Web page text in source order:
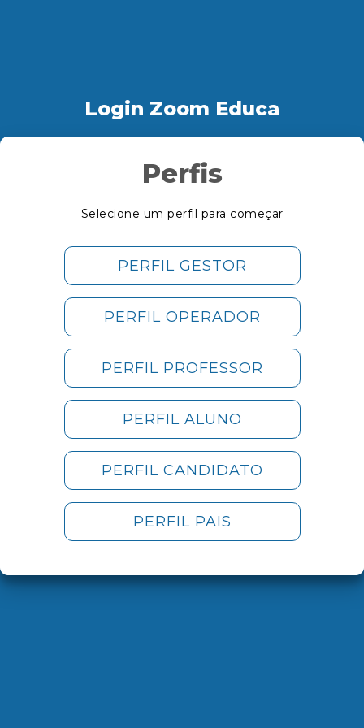
Login Zoom Educa
Perfis
Selecione um perfil para começar
PERFIL GESTOR
PERFIL OPERADOR
PERFIL PROFESSOR
PERFIL ALUNO
PERFIL CANDIDATO
PERFIL PAIS